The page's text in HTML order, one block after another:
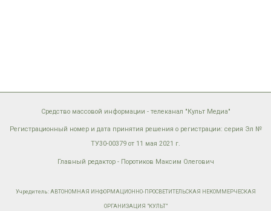
Средство массовой информации - телеканал "Культ Медиа"
Регистрационный номер и дата принятия решения о регистрации: серия Эл №
ТУ30-00379 от 11 мая 2021 г.
Главный редактор - Поротиков Максим Олегович
Учредитель: АВТОНОМНАЯ ИНФОРМАЦИОННО-ПРОСВЕТИТЕЛЬСКАЯ НЕКОММЕРЧЕСКАЯ
ОРГАНИЗАЦИЯ "КУЛЬТ"